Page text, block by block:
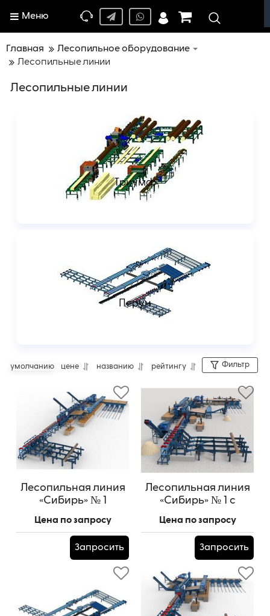
Меню
Главная
Лесопильное оборудование
Лесопильные линии
Лесопильные линии
Триумф
Перун
умолчанию цене названию рейтингу Фильтр
Лесопильная линия
«Сибирь» № 1
Цена по запросу
Запросить
Лесопильная линия
«Сибирь» № 1 с
необрезной доски
Цена по запросу
Запросить